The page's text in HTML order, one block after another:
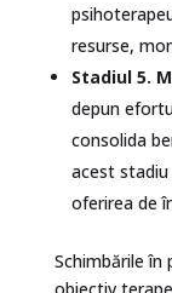
resurse,
Stadiul 5.
depun
consolida
acest
oferirea de
Schimbările în